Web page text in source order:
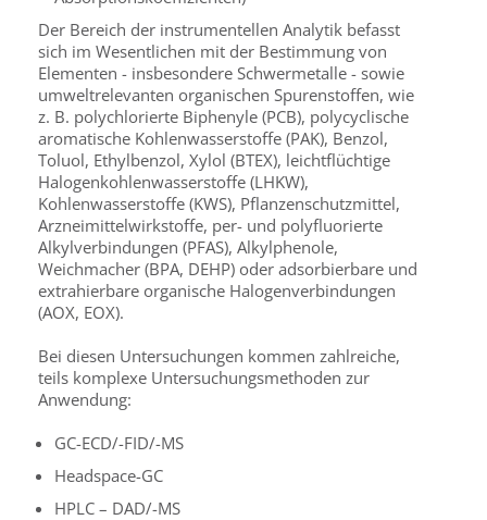
Der Bereich der instrumentellen Analytik befasst
sich im Wesentlichen mit der Bestimmung von
Elementen - insbesondere Schwermetalle - sowie
umweltrelevanten organischen Spurenstoffen, wie
z. B. polychlorierte Biphenyle (PCB), polycyclische
aromatische Kohlenwasserstoffe (PAK), Benzol,
Toluol, Ethylbenzol, Xylol (BTEX), leichtflüchtige
Halogenkohlenwasserstoffe (LHKW),
Kohlenwasserstoffe (KWS), Pflanzenschutzmittel,
Arzneimittelwirkstoffe, per- und polyfluorierte
Alkylverbindungen (PFAS), Alkylphenole,
Weichmacher (BPA, DEHP) oder adsorbierbare und
extrahierbare organische Halogenverbindungen
(AOX, EOX).
Bei diesen Untersuchungen kommen zahlreiche,
teils komplexe Untersuchungsmethoden zur
Anwendung:
GC-ECD/-FID/-MS
Headspace-GC
HPLC – DAD/-MS